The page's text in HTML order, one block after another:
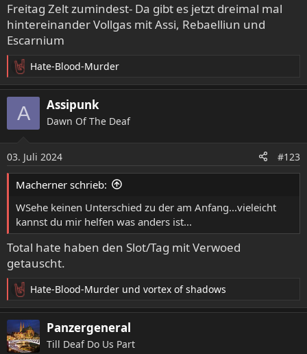
Freitag Zelt zumindest- Da gibt es jetzt dreimal mal
hintereinander Vollgas mit Assi, Rebaelliun und
Escarnium
R
e
a
n
e
n
Hate-Blood-Murder
A Assipunk
Dawn Of The Deaf
03. Juli 2024 #123
Macherner schrieb:
WSehe keinen Unterschied zu der am Anfang...vieleicht
kannst du mir helfen was anders ist...
Total hate haben den Slot/Tag mit Verwoed
getauscht.
R
e
a
k
t
Hate-Blood-Murder und vortex of shadows
Panzergeneral
Till Deaf Do Us Part